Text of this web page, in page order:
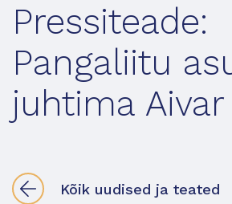
Pressiteade:
Pangaliitu
juhtima Aivar
Kõik uudised ja teated